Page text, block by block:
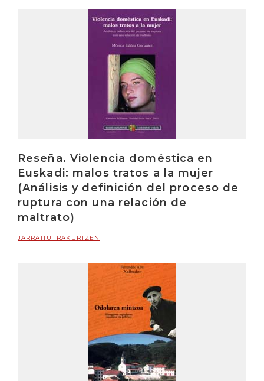
Reseña. Violencia doméstica en
Euskadi: malos tratos a la mujer
(Análisis y definición del proceso de
ruptura con una relación de
maltrato)
JARRAITU IRAKURTZEN